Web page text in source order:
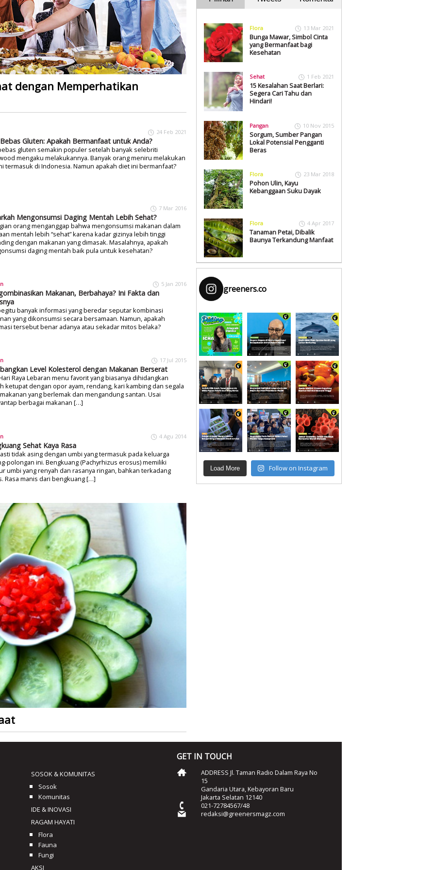
dengan Memperhatikan
24 Feb 2021
Gluten: Apakah Bermanfaat untuk Anda?
gluten semakin populer setelah banyak selebriti
mengaku melakukannya. Banyak orang meniru melakukan
termasuk di Indonesia. Namun apakah diet ini bermanfaat?
7 Mar 2016
Mengonsumsi Daging Mentah Lebih Sehat?
orang menganggap bahwa mengonsumsi makanan dalam
mentah lebih “sehat” karena kadar gizinya lebih tinggi
dengan makanan yang dimasak. Masalahnya, apakah
daging mentah baik pula untuk kesehatan?
5 Jan 2016
Makanan, Berbahaya? Ini Fakta dan
banyak informasi yang beredar seputar kombinasi
yang dikonsumsi secara bersamaan. Namun, apakah
tersebut benar adanya atau sekadar mitos belaka?
17 Jul 2015
Level Kolesterol dengan Makanan Berserat
Raya Lebaran menu favorit yang biasanya dihidangkan
ketupat dengan opor ayam, rendang, kari kambing dan segala
yang berlemak dan mengandung santan. Usai
berbagai makanan […]
4 Agu 2014
Sehat Kaya Rasa
tidak asing dengan umbi yang termasuk pada keluarga
polongan ini. Bengkuang (Pachyrhizus erosus) memiliki
umbi yang renyah dan rasanya ringan, bahkan terkadang
Rasa manis dari bengkuang […]
Flora 13 Mar 2021
Bunga Mawar, Simbol Cinta
yang Bermanfaat bagi
Kesehatan
Sehat 1 Feb 2021
15 Kesalahan Saat Berlari:
Segera Cari Tahu dan
Hindari!
Pangan 10 Nov 2015
Sorgum, Sumber Pangan
Lokal Potensial Pengganti
Beras
Flora 23 Mar 2018
Pohon Ulin, Kayu
Kebanggaan Suku Dayak
Flora 4 Apr 2017
Tanaman Petai, Dibalik
Baunya Terkandung Manfaat
greeners.co
Load More Follow on Instagram
SOSOK & KOMUNITAS
Sosok
Komunitas
IDE & INOVASI
RAGAM HAYATI
Flora
Fauna
Fungi
AKSI
GET IN TOUCH
ADDRESS Jl. Taman Radio Dalam Raya No
15
Gandaria Utara, Kebayoran Baru
Jakarta Selatan 12140
021-72784567/48
redaksi@greenersmagz.com